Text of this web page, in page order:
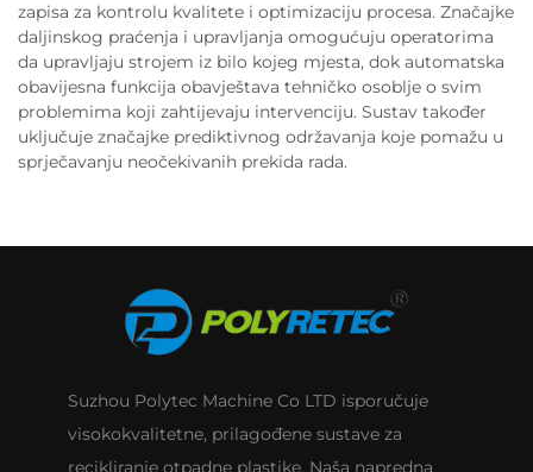
zapisa za kontrolu kvalitete i optimizaciju procesa. Značajke
daljinskog praćenja i upravljanja omogućuju operatorima
da upravljaju strojem iz bilo kojeg mjesta, dok automatska
obavijesna funkcija obavještava tehničko osoblje o svim
problemima koji zahtijevaju intervenciju. Sustav također
uključuje značajke prediktivnog održavanja koje pomažu u
sprječavanju neočekivanih prekida rada.
Suzhou Polytec Machine Co LTD isporučuje
visokokvalitetne, prilagođene sustave za
recikliranje otpadne plastike. Naša napredna